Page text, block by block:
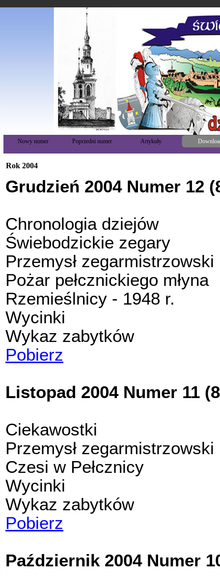
Nowy numer Poprzedni numer Artykuły
Rok 2004
Grudzień 2004 Numer 12
Chronologia dziejów
Świebodzickie zegary
Przemysł zegarmistrzowski
Pożar pełcznickiego młyna
Rzemieślnicy - 1948 r.
Wycinki
Wykaz zabytków
Pobierz
Listopad 2004 Numer 11
Ciekawostki
Przemysł zegarmistrzowski
Czesi w Pełcznicy
Wycinki
Wykaz zabytków
Pobierz
Październik 2004 Numer